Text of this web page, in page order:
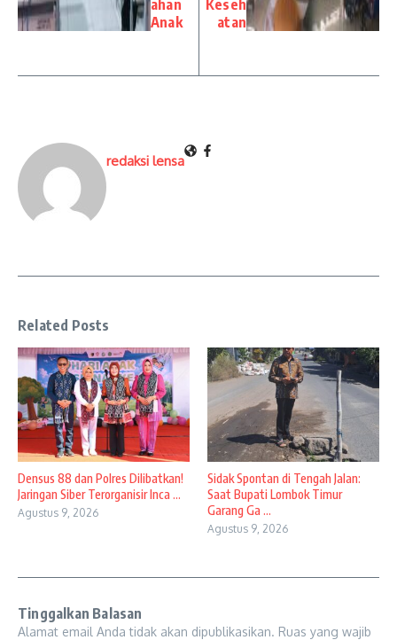
ahan
Anak
Keseh
atan
redaksi lensa
Related Posts
Densus 88 dan Polres Dilibatkan!
Jaringan Siber Terorganisir Inca ...
Agustus 9, 2026
Sidak Spontan di Tengah Jalan:
Saat Bupati Lombok Timur
Garang Ga ...
Agustus 9, 2026
Tinggalkan Balasan
Alamat email Anda tidak akan dipublikasikan. Ruas yang wajib